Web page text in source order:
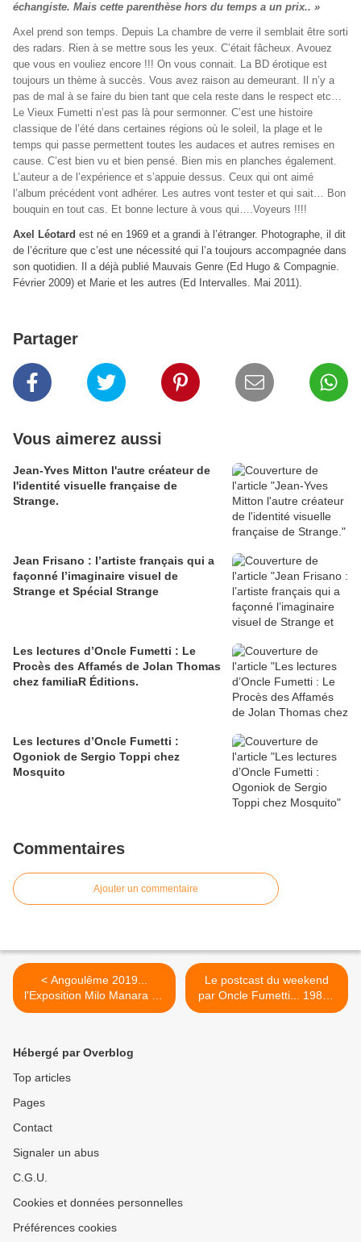
échangiste. Mais cette parenthèse hors du temps a un prix.. »
Axel prend son temps. Depuis La chambre de verre il semblait être sorti
des radars. Rien à se mettre sous les yeux. C’était fâcheux. Avouez
que vous en vouliez encore !!! On vous connait. La BD érotique est
toujours un thème à succès. Vous avez raison au demeurant. Il n’y a
pas de mal à se faire du bien tant que cela reste dans le respect etc…
Le Vieux Fumetti n’est pas là pour sermonner. C’est une histoire
classique de l’été dans certaines régions où le soleil, la plage et le
temps qui passe permettent toutes les audaces et autres remises en
cause. C’est bien vu et bien pensé. Bien mis en planches également.
L’auteur a de l’expérience et s’appuie dessus. Ceux qui ont aimé
l’album précédent vont adhérer. Les autres vont tester et qui sait… Bon
bouquin en tout cas. Et bonne lecture à vous qui….Voyeurs !!!!
Axel Léotard est né en 1969 et a grandi à l’étranger. Photographe, il dit
de l’écriture que c’est une nécessité qui l’a toujours accompagnée dans
son quotidien. Il a déjà publié Mauvais Genre (Ed Hugo & Compagnie.
Février 2009) et Marie et les autres (Ed Intervalles. Mai 2011).
Partager
Vous aimerez aussi
Jean-Yves Mitton l'autre créateur de
l'identité visuelle française de
Strange.
Jean Frisano : l’artiste français qui a
façonné l’imaginaire visuel de
Strange et Spécial Strange
Les lectures d’Oncle Fumetti : Le
Procès des Affamés de Jolan Thomas
chez familiaR Éditions.
Les lectures d’Oncle Fumetti :
Ogoniok de Sergio Toppi chez
Mosquito
Commentaires
Ajouter un commentaire
< Angoulême 2019...
l'Exposition Milo Manara du
24 au 27 janvier à l'Espace
Le postcast du weekend
par Oncle Fumetti... 1984 :
"Le Déclic" de Milo Manara,
Hébergé par Overblog
Top articles
Pages
Contact
Signaler un abus
C.G.U.
Cookies et données personnelles
Préférences cookies